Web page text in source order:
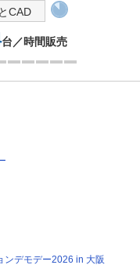
CAD
台／時間販売
ンデモデー2026 in 大阪